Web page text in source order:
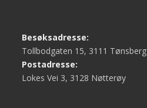
Besøksadresse:
Tollbodgaten 15, 3111 Tønsberg
Postadresse:
Lokes Vei 3, 3128 Nøtterøy